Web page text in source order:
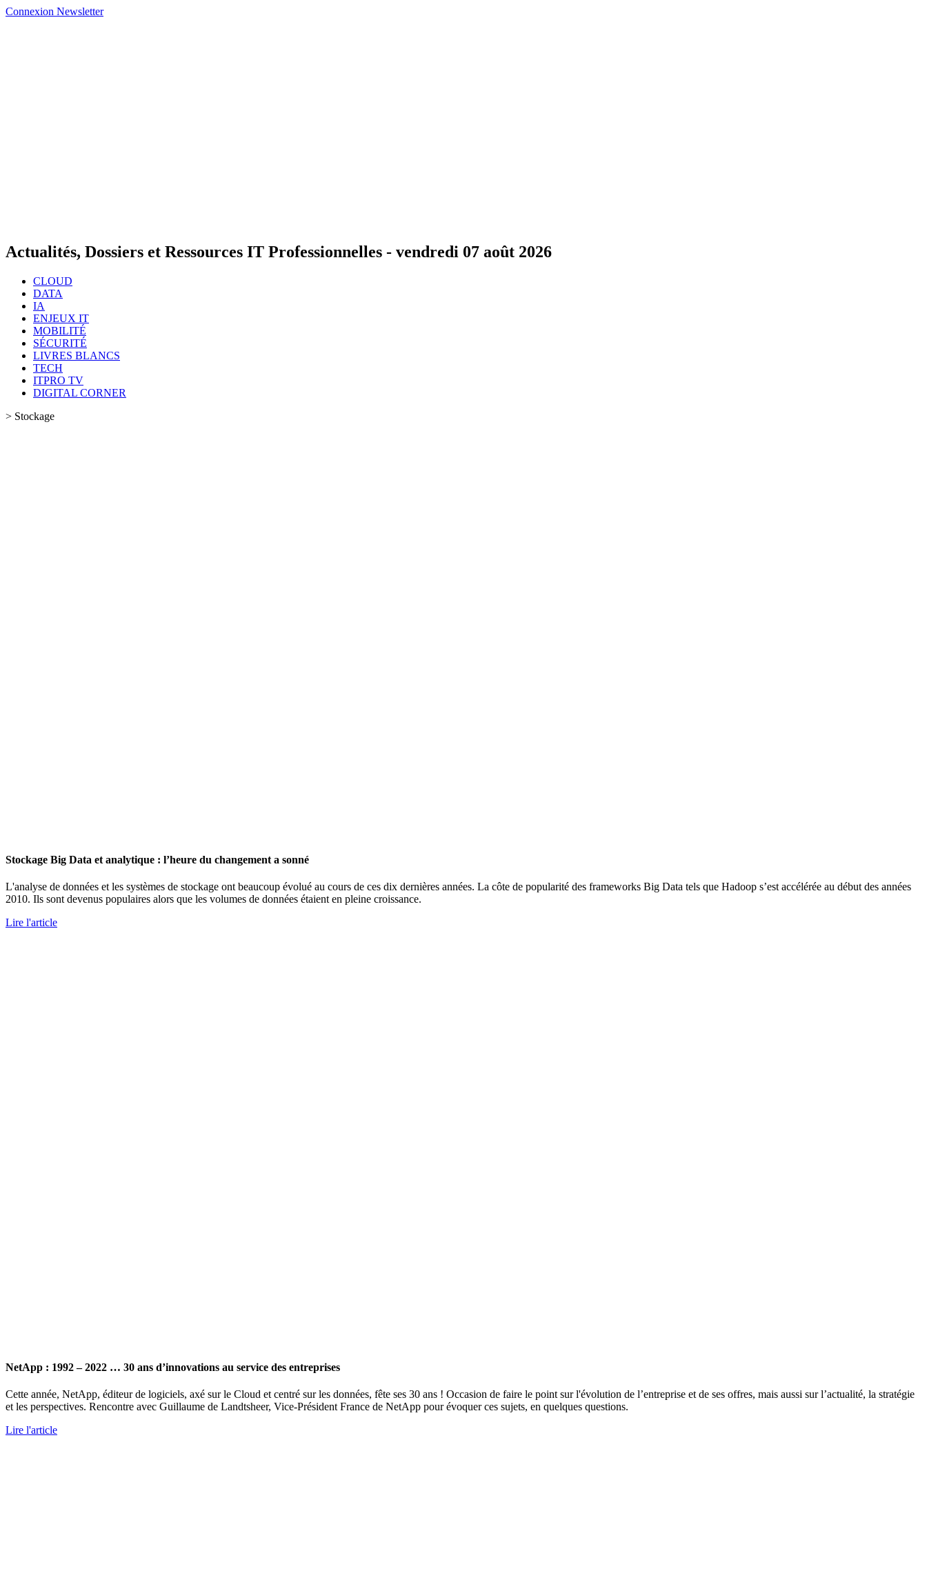
Connexion Newsletter
Actualités, Dossiers et Ressources IT Professionnelles - vendredi 07 août 2026
CLOUD
DATA
IA
ENJEUX IT
MOBILITÉ
SÉCURITÉ
LIVRES BLANCS
TECH
ITPRO TV
DIGITAL CORNER
> Stockage
Stockage Big Data et analytique : l’heure du changement a sonné
L'analyse de données et les systèmes de stockage ont beaucoup évolué au cours de ces dix dernières années. La côte de popularité des frameworks Big Data tels que Hadoop s’est accélérée au début des années
2010. Ils sont devenus populaires alors que les volumes de données étaient en pleine croissance.
Lire l'article
NetApp : 1992 – 2022 … 30 ans d’innovations au service des entreprises
Cette année, NetApp, éditeur de logiciels, axé sur le Cloud et centré sur les données, fête ses 30 ans ! Occasion de faire le point sur l'évolution de l’entreprise et de ses offres, mais aussi sur l’actualité, la stratégie
et les perspectives. Rencontre avec Guillaume de Landtsheer, Vice-Président France de NetApp pour évoquer ces sujets, en quelques questions.
Lire l'article